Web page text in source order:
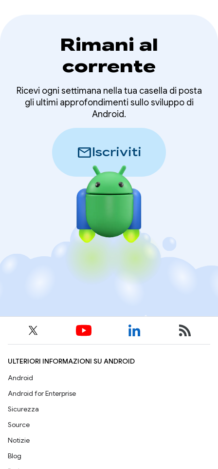
Rimani al
corrente
Ricevi ogni settimana nella tua casella di posta
gli ultimi approfondimenti sullo sviluppo di
Android.
mailIscriviti
ULTERIORI INFORMAZIONI SU ANDROID
Android
Android for Enterprise
Sicurezza
Source
Notizie
Blog